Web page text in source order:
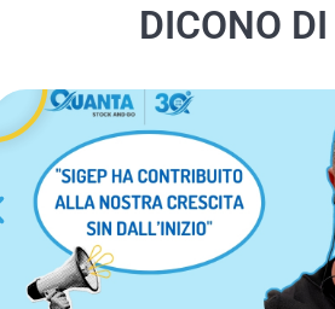
DICONO
a